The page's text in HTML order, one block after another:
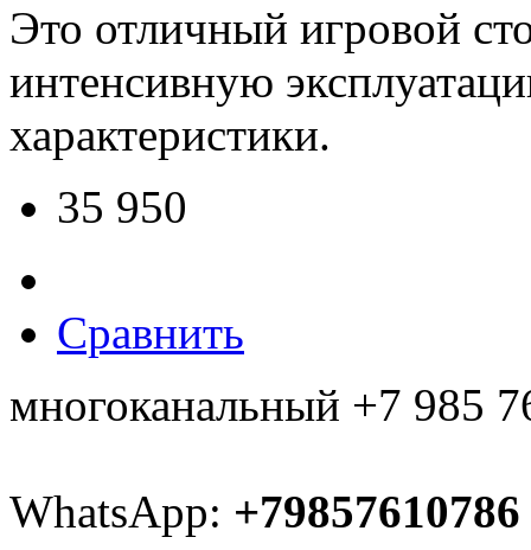
Это отличный игровой
интенсивную
характеристики.
35 950
Сравнить
многоканальный +7 985
WhatsApp: +79857610786